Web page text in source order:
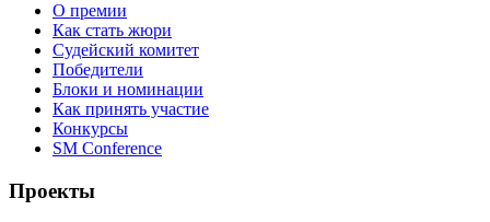
О премии
Как стать жюри
Судейский комитет
Победители
Блоки и номинации
Как принять участие
Конкурсы
SM Conference
Проекты